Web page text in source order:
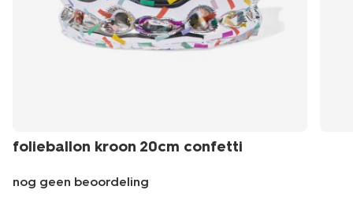
folieballon kroon 20cm confetti
nog geen beoordeling